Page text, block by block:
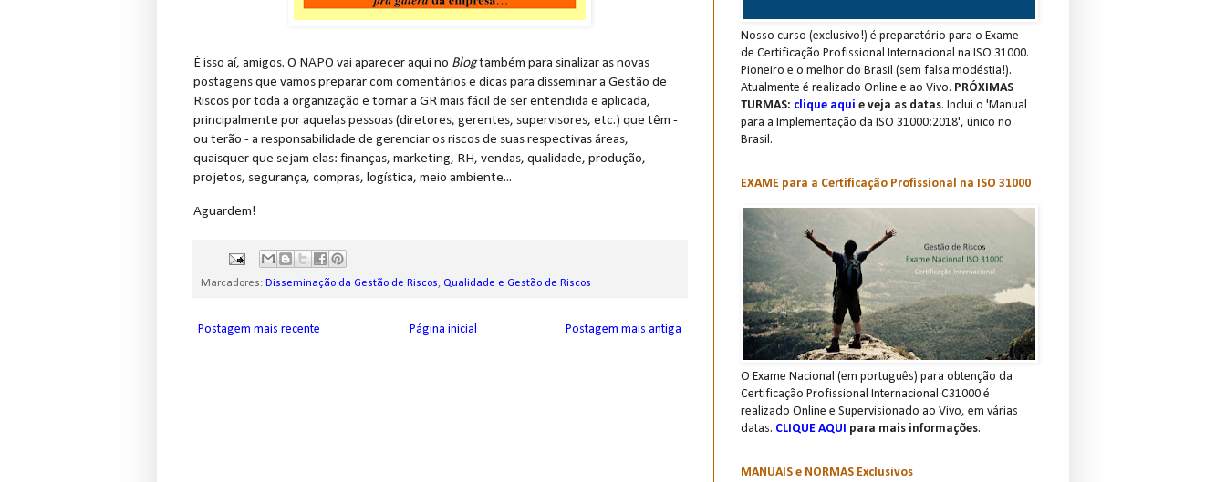
É isso aí, amigos. O NAPO vai aparecer aqui no Blogtambém para sinalizar as novas
postagens que vamos preparar com comentários e dicas para disseminar a Gestão de
Riscos por toda a organização e tornar a GR mais fácil de ser entendida e aplicada,
principalmente por aquelas pessoas (diretores, gerentes, supervisores, etc.) que têm -
ou terão - a responsabilidade de gerenciar os riscos de suas respectivas áreas,
quaisquer que sejam elas: finanças, marketing, RH, vendas, qualidade, produção,
projetos, segurança, compras, logística, meio ambiente...
Aguardem!
Marcadores: Disseminação da Gestão de Riscos, Qualidade e Gestão de Riscos
Postagem mais recente Postagem mais antiga
Página inicial
Nosso curso (exclusivo!) é preparatório para o Exame
de Certificação Profissional Internacional na ISO 31000.
Pioneiro e o melhor do Brasil (sem falsa modéstia!).
Atualmente é realizado Online e ao Vivo. PRÓXIMAS
TURMAS: clique aqui e veja as datas. Inclui o 'Manual
para a Implementação da ISO 31000:2018', único no
Brasil.
EXAME para a Certificação Profissional na ISO 31000
O Exame Nacional (em português) para obtenção da
Certificação Profissional Internacional C31000 é
realizado Online e Supervisionado ao Vivo, em várias
datas. CLIQUE AQUI para mais informações.
MANUAIS e NORMAS Exclusivos